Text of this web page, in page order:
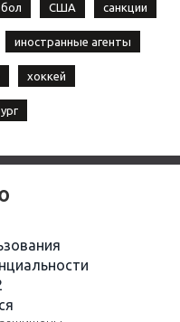
США санкции
иностранные агенты
хоккей